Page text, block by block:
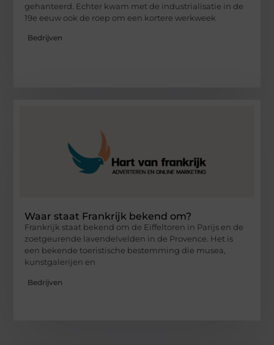
gehanteerd. Echter kwam met de industrialisatie in de
19e eeuw ook de roep om een kortere werkweek
Bedrijven
Waar staat Frankrijk bekend om?
Frankrijk staat bekend om de Eiffeltoren in Parijs en de
zoetgeurende lavendelvelden in de Provence. Het is
een bekende toeristische bestemming die musea,
kunstgalerijen en
Bedrijven